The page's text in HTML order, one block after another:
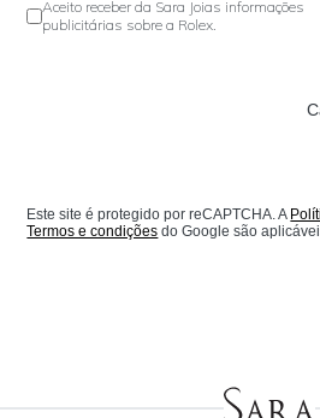
Aceito receber da Sara Joias informações
publicitárias sobre a Rolex.
Este site é protegido por reCAPTCHA. A
Termos e condições do Google são